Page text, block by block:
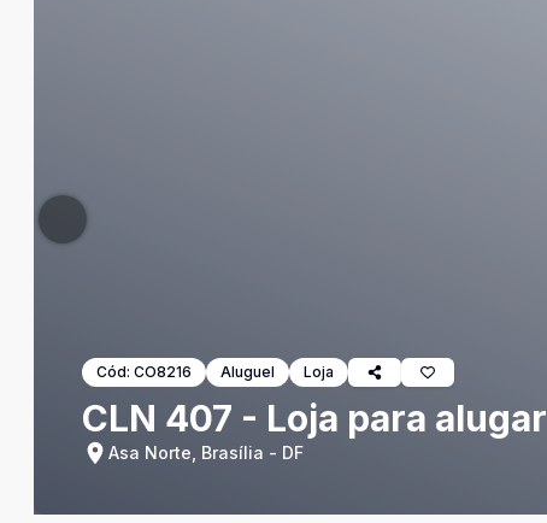
Cód: CO8216 Aluguel Loja
CLN 407 - Loja para
Asa Norte, Brasília - DF